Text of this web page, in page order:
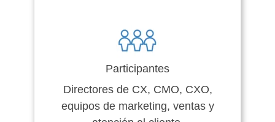
Participantes
Directores de CX, CMO, CXO,
equipos de marketing, ventas y